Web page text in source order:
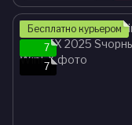
Подарок
Бесплатно курьером
7
7